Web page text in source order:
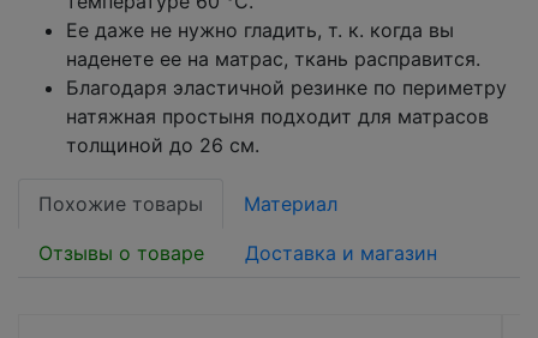
Ее даже не нужно гладить, т. к. когда вы
наденете ее на матрас, ткань расправится.
Благодаря эластичной резинке по периметру
натяжная простыня подходит для матрасов
толщиной до 26 см.
Похожие товары Материал
Отзывы о товаре Доставка и магазин